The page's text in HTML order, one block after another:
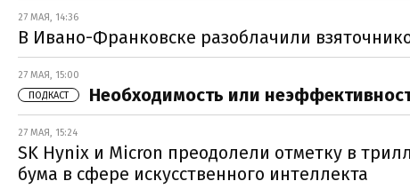
27 МАЯ, 14:36
В Ивано-Франковске разоблачили
27 МАЯ, 15:00
ПОДКАСТ
Необходимость или
27 МАЯ, 15:24
SK Hynix и Micron преодолели отметку в
бума в сфере искусственного интеллекта